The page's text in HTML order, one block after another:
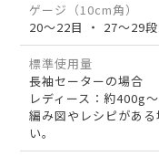
ゲージ（10cm角）
20～22目 ・ 27～29段
標準使用量
長袖セーターの場合
レディース：約400g
編み図やレシピがあ
い。